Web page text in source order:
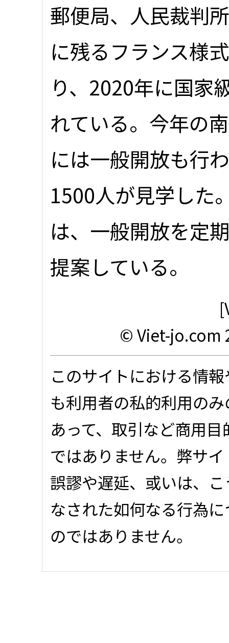
郵便局、人民裁判
に残るフランス様
り、2020年に国家
れている。今年の
には一般開放も行
1500人が見学した
は、一般開放を定
提案している。
© Viet-jo.com
このサイトにおける情
も利用者の私的利用の
あって、取引など商用
ではありません。弊サ
誤謬や遅延、或いは、
なされた如何なる行為
のではありません。